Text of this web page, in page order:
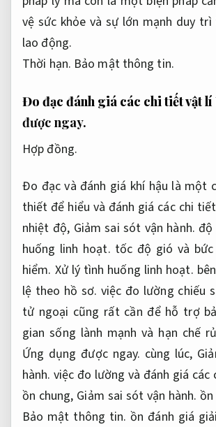
vệ sức khỏe và sự lớn mạnh duy
lao động.
Thời hạn. Bảo mật thông tin.
Đo đạc đánh giá các chi tiết vật lí
được ngay.
Hợp đồng.
Đo đạc và đánh giá khí hậu là một
thiết để hiểu và đánh giá các chi
nhiệt độ, Giảm sai sót vận hành.
huống linh hoạt. tốc độ gió và bức
hiểm. Xử lý tình huống linh hoạt.
lệ theo hồ sơ. việc đo lường chiếu
tử ngoại cũng rất cần để hỗ trợ
gian sống lành mạnh và hạn chế
Ứng dụng được ngay. cùng lúc,
hành. việc đo lường và đánh giá
ồn chung, Giảm sai sót vận hành.
Bảo mật thông tin. ồn đánh giá